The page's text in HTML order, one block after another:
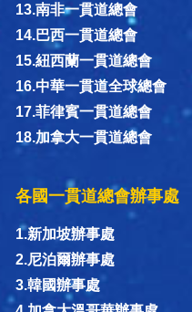
13.南非一貫道總會
14.巴西一貫道總會
15.紐西蘭一貫道總會
16.中華一貫道全球總會
17.菲律賓一貫道總會
18.加拿大一貫道總會
各國一貫道總會辦事處
1.新加坡辦事處
2.尼泊爾辦事處
3.韓國辦事處